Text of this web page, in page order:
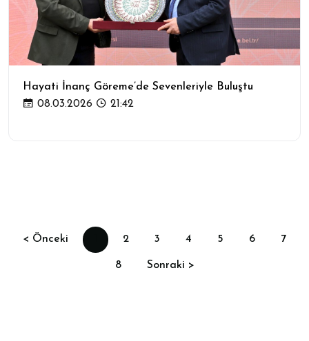
Hayati İnanç Göreme’de Sevenleriyle Buluştu
08.03.2026
21:42
< Önceki 2 3 4 5 6 7
8 Sonraki >